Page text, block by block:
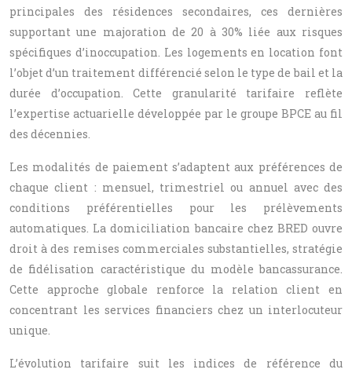
principales des résidences secondaires, ces dernières
supportant une majoration de 20 à 30% liée aux risques
spécifiques d’inoccupation. Les logements en location font
l’objet d’un traitement différencié selon le type de bail et la
durée d’occupation. Cette granularité tarifaire reflète
l’expertise actuarielle développée par le groupe BPCE au fil
des décennies.
Les modalités de paiement s’adaptent aux préférences de
chaque client : mensuel, trimestriel ou annuel avec des
conditions préférentielles pour les prélèvements
automatiques. La domiciliation bancaire chez BRED ouvre
droit à des remises commerciales substantielles, stratégie
de fidélisation caractéristique du modèle bancassurance.
Cette approche globale renforce la relation client en
concentrant les services financiers chez un interlocuteur
unique.
L’évolution tarifaire suit les indices de référence du